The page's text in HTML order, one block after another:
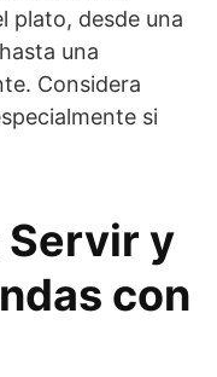
plato, desde una
una
Considera
si
Servir y
con